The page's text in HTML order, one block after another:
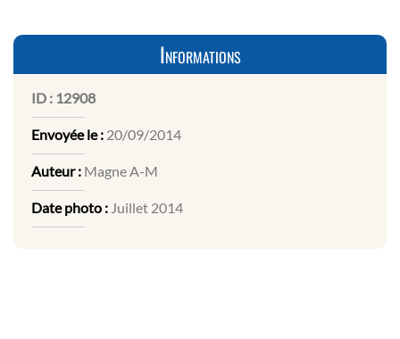
Informations
ID : 12908
Envoyée le : 20/09/2014
Auteur : Magne A-M
Date photo : Juillet 2014